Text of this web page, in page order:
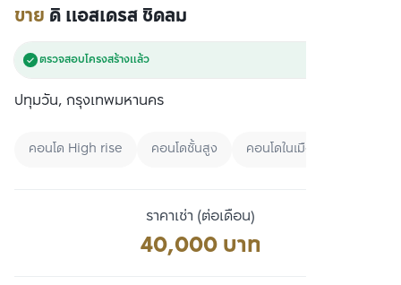
ขาย ดิ แอสเดรส ชิดลม
ตรวจสอบโครงสร้างแล้ว
ปทุมวัน, กรุงเทพมหานคร
คอนโด High rise คอนโดชั้นสูง คอนโดในเมือง
ราคาเช่า (ต่อเดือน)
40,000 บาท